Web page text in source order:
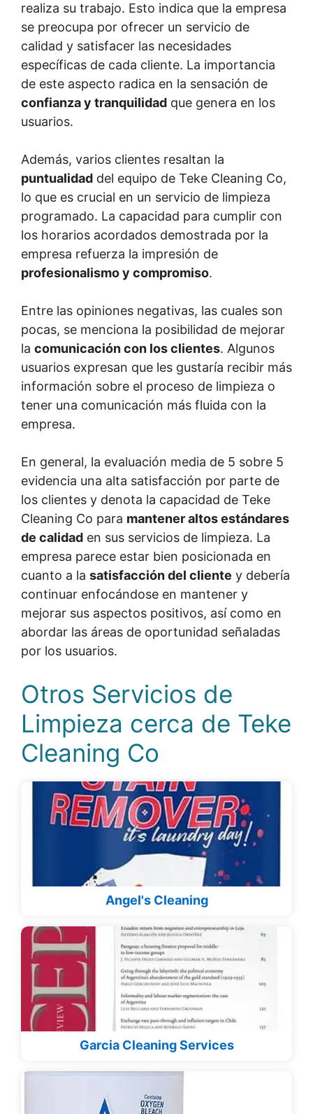
realiza su trabajo. Esto indica que la empresa
se preocupa por ofrecer un servicio de
calidad y satisfacer las necesidades
específicas de cada cliente. La importancia
de este aspecto radica en la sensación de
confianza y tranquilidad que genera en los
usuarios.
Además, varios clientes resaltan la
puntualidad del equipo de Teke Cleaning Co,
lo que es crucial en un servicio de limpieza
programado. La capacidad para cumplir con
los horarios acordados demostrada por la
empresa refuerza la impresión de
profesionalismo y compromiso.
Entre las opiniones negativas, las cuales son
pocas, se menciona la posibilidad de mejorar
la comunicación con los clientes. Algunos
usuarios expresan que les gustaría recibir más
información sobre el proceso de limpieza o
tener una comunicación más fluida con la
empresa.
En general, la evaluación media de 5 sobre 5
evidencia una alta satisfacción por parte de
los clientes y denota la capacidad de Teke
Cleaning Co para mantener altos estándares
de calidad en sus servicios de limpieza. La
empresa parece estar bien posicionada en
cuanto a la satisfacción del cliente y debería
continuar enfocándose en mantener y
mejorar sus aspectos positivos, así como en
abordar las áreas de oportunidad señaladas
por los usuarios.
Otros Servicios de
Limpieza cerca de Teke
Cleaning Co
Angel's Cleaning
Garcia Cleaning Services